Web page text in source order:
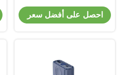
المحمول بنك الطاقة
البوليمر لي
احصل على أفضل سعر